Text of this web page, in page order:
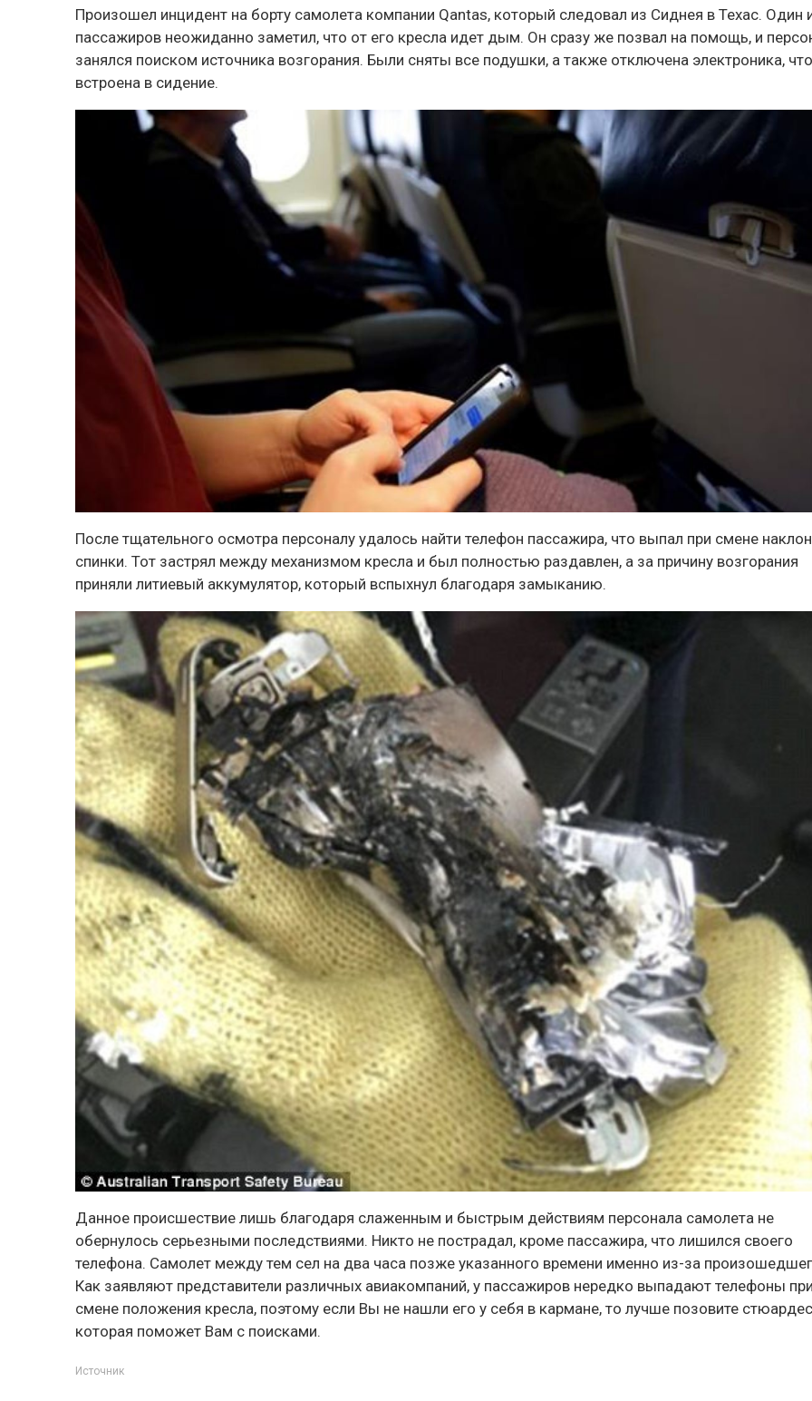
Произошел инцидент на борту самолета компании Qantas, который следовал из Сиднея в Техас. Один
пассажиров неожиданно заметил, что от его кресла идет дым. Он сразу же позвал на помощь, и
занялся поиском источника возгорания. Были сняты все подушки, а также отключена электроника,
встроена в сидение.
После тщательного осмотра персоналу удалось найти телефон пассажира, что выпал при смене
спинки. Тот застрял между механизмом кресла и был полностью раздавлен, а за причину возгорания
приняли литиевый аккумулятор, который вспыхнул благодаря замыканию.
Данное происшествие лишь благодаря слаженным и быстрым действиям персонала самолета не
обернулось серьезными последствиями. Никто не пострадал, кроме пассажира, что лишился своего
телефона. Самолет между тем сел на два часа позже указанного времени именно из-за
Как заявляют представители различных авиакомпаний, у пассажиров нередко выпадают телефоны
смене положения кресла, поэтому если Вы не нашли его у себя в кармане, то лучше позовите
которая поможет Вам с поисками.
Источник